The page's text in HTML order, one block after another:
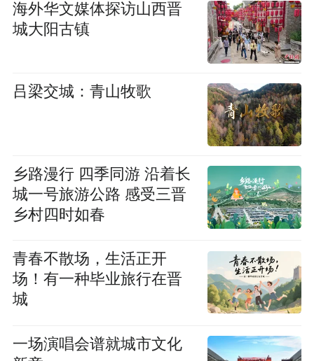
海外华文媒体探访山西晋
城大阳古镇
吕梁交城：青山牧歌
乡路漫行 四季同游 沿着长
城一号旅游公路 感受三晋
乡村四时如春
青春不散场，生活正开
场！有一种毕业旅行在晋
城
一场演唱会谱就城市文化